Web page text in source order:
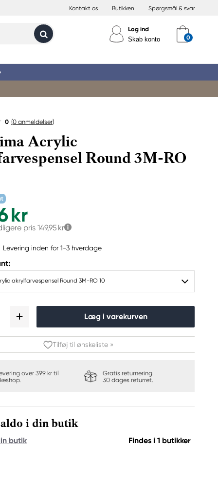
Kontakt os Butikken Spørgsmål & svar
Log ind
Skab konto
0 (0 anmeldelser)
Acrylic
Round 3M-RO
kr
pris 149,95 kr
Levering inden for 1-3 hverdage
akrylfarvespensel Round 3M-RO 10
Læg i varekurven
Tilføj til ønskeliste »
over 399 kr til
Gratis returnering
30 dages returret.
i din butik
butik Findes i 1 butikker